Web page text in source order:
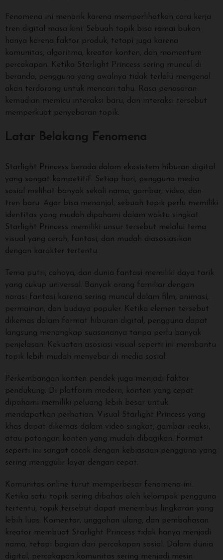
Fenomena ini menarik karena memperlihatkan cara kerja
tren digital masa kini. Sebuah topik bisa ramai bukan
hanya karena faktor produk, tetapi juga karena
komunitas, algoritma, kreator konten, dan momentum
percakapan. Ketika Starlight Princess sering muncul di
beranda, pengguna yang awalnya tidak terlalu mengenal
akan terdorong untuk mencari tahu. Rasa penasaran
kemudian memicu interaksi baru, dan interaksi tersebut
memperkuat penyebaran topik.
Latar Belakang Fenomena
Starlight Princess berada dalam ekosistem hiburan digital
yang sangat kompetitif. Setiap hari, pengguna media
sosial melihat banyak sekali nama, gambar, video, dan
tren baru. Agar bisa menonjol, sebuah topik perlu memiliki
identitas yang mudah dipahami dalam waktu singkat.
Starlight Princess memiliki unsur tersebut melalui tema
visual yang cerah, fantasi, dan mudah diasosiasikan
dengan karakter tertentu.
Tema putri, cahaya, dan dunia fantasi memiliki daya tarik
yang cukup universal. Banyak orang familiar dengan
narasi fantasi karena sering muncul dalam film, animasi,
permainan, dan budaya populer. Ketika elemen tersebut
dikemas dalam format hiburan digital, pengguna dapat
langsung menangkap suasananya tanpa perlu banyak
penjelasan. Kekuatan asosiasi visual seperti ini membantu
topik lebih mudah menyebar di media sosial.
Perkembangan konten pendek juga menjadi faktor
pendukung. Di platform modern, konten yang cepat
dipahami memiliki peluang lebih besar untuk
mendapatkan perhatian. Visual Starlight Princess yang
khas dapat dikemas dalam video singkat, gambar reaksi,
atau potongan konten yang mudah dibagikan. Format
seperti ini sangat cocok dengan kebiasaan pengguna yang
sering menggulir layar dengan cepat.
Komunitas online turut memperbesar fenomena ini.
Ketika satu topik sering dibahas oleh kelompok pengguna
tertentu, topik tersebut dapat menembus lingkaran yang
lebih luas. Komentar, unggahan ulang, dan pembahasan
kreator membuat Starlight Princess tidak hanya menjadi
nama, tetapi bagian dari percakapan sosial. Dalam dunia
digital, percakapan komunitas sering menjadi mesin